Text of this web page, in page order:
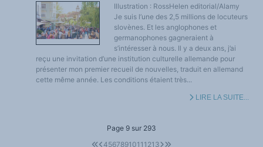
Illustration : RossHelen editorial/Alamy
Je suis l’une des 2,5 millions de locuteurs
slovènes. Et les anglophones et
germanophones gagneraient à
s’intéresser à nous. Il y a deux ans, j’ai
reçu une invitation d’une institution culturelle allemande pour
présenter mon premier recueil de nouvelles, traduit en allemand
cette même année. Les conditions étaient très...
LIRE LA SUITE...
Page 9 sur 293
4567891011 1213